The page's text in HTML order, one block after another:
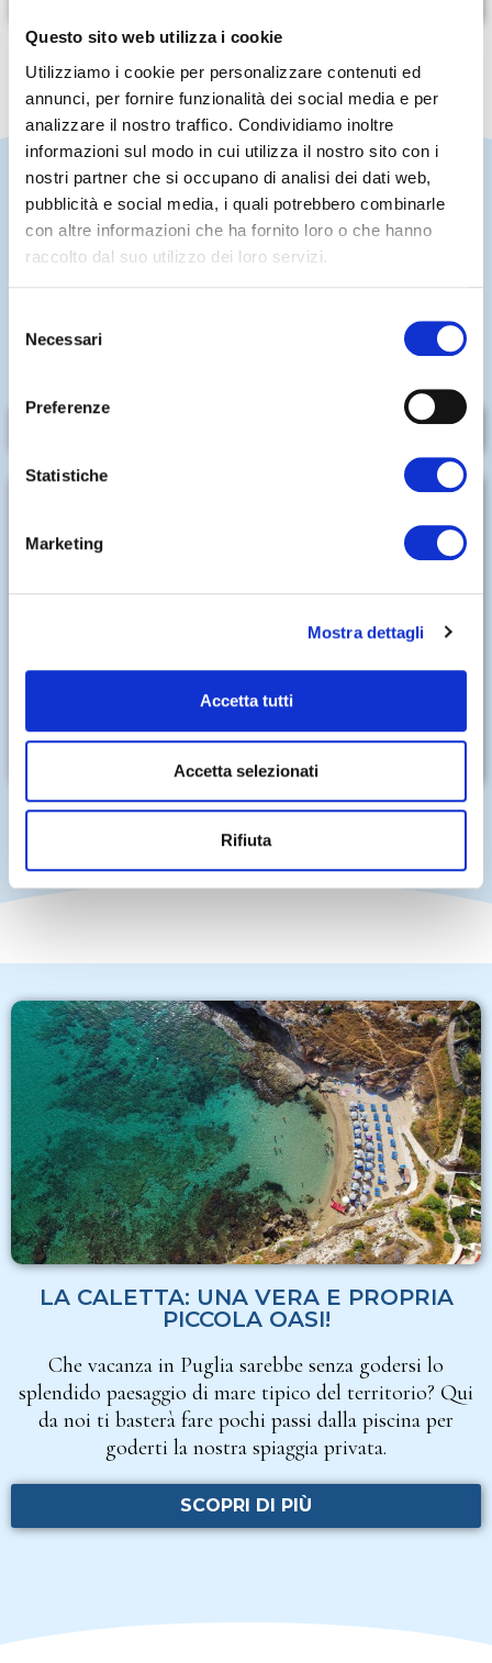
Questo sito web utilizza i cookie
Utilizziamo i cookie per personalizzare contenuti ed
annunci, per fornire funzionalità dei social media e per
analizzare il nostro traffico. Condividiamo inoltre
informazioni sul modo in cui utilizza il nostro sito con i
nostri partner che si occupano di analisi dei dati web,
pubblicità e social media, i quali potrebbero combinarle
con altre informazioni che ha fornito loro o che hanno
raccolto dal suo utilizzo dei loro servizi.
delNecessari
Preferenze
Statistiche
Marketing
Mostra dettagli
Accetta tutti
Accetta selezionati
Rifiuta
UNA PISCINA PERFETTA PER IL RELAX E
PER L’INTRATTENIMENTO
Una piscina per i più piccoli e una piscina
semiolimpionica sono la scelta ideale per godersi una
LA CALETTA: UNA VERA E PROPRIA
PICCOLA OASI!
Che vacanza in Puglia sarebbe senza godersi lo
splendido paesaggio di mare tipico del territorio? Qui
da noi ti basterà fare pochi passi dalla piscina per
goderti la nostra spiaggia privata.
SCOPRI DI PIÙ